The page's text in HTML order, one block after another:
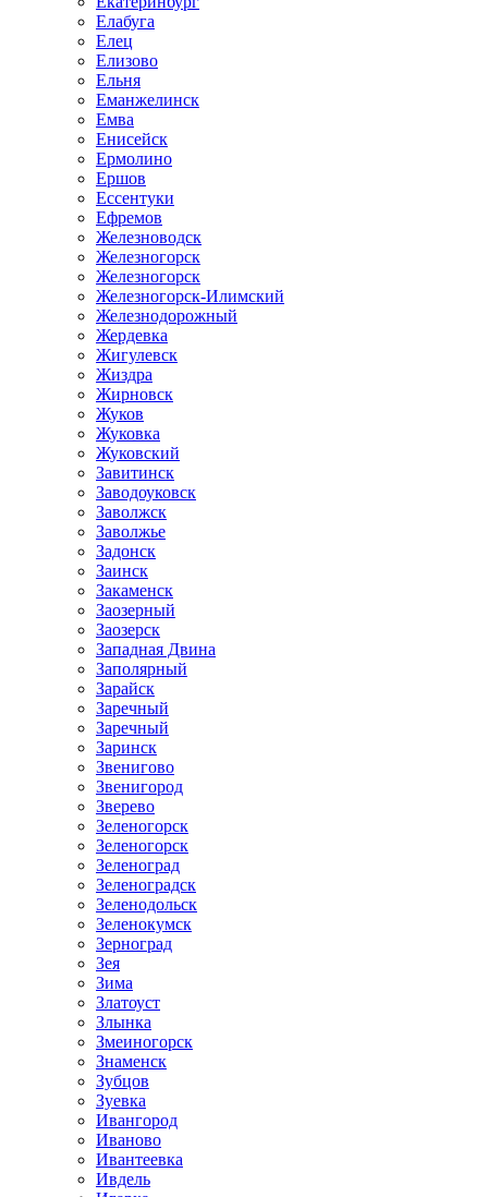
Елабуга
Елец
Елизово
Ельня
Еманжелинск
Емва
Енисейск
Ермолино
Ершов
Ессентуки
Ефремов
Железноводск
Железногорск
Железногорск
Железногорск-Илимский
Железнодорожный
Жердевка
Жигулевск
Жиздра
Жирновск
Жуков
Жуковка
Жуковский
Завитинск
Заводоуковск
Заволжск
Заволжье
Задонск
Заинск
Закаменск
Заозерный
Заозерск
Западная Двина
Заполярный
Зарайск
Заречный
Заречный
Заринск
Звенигово
Звенигород
Зверево
Зеленогорск
Зеленогорск
Зеленоград
Зеленоградск
Зеленодольск
Зеленокумск
Зерноград
Зея
Зима
Златоуст
Злынка
Змеиногорск
Знаменск
Зубцов
Зуевка
Ивангород
Иваново
Ивантеевка
Ивдель